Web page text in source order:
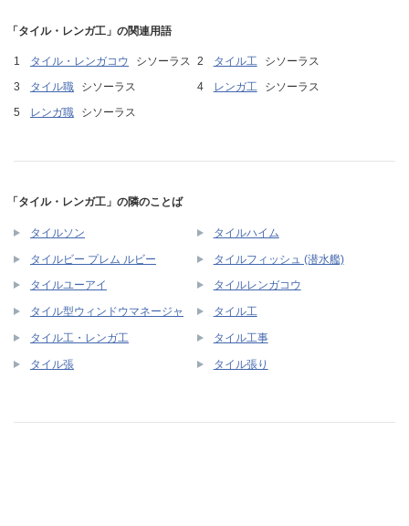
「タイル・レンガ工」の関連用語
タイル・レンガコウ シソーラス タイル工
シソーラス
タイル職
シソーラス レンガ工
シソーラス
レンガ職
シソーラス
「タイル・レンガ工」の隣のことば
タイルソン タイルハイム
タイルビー プレム ルビー タイルフィッシュ (潜水艦)
タイルユーアイ タイルレンガコウ
タイル型ウィンドウマネージャ タイル工
タイル工・レンガ工 タイル工事
タイル張 タイル張り